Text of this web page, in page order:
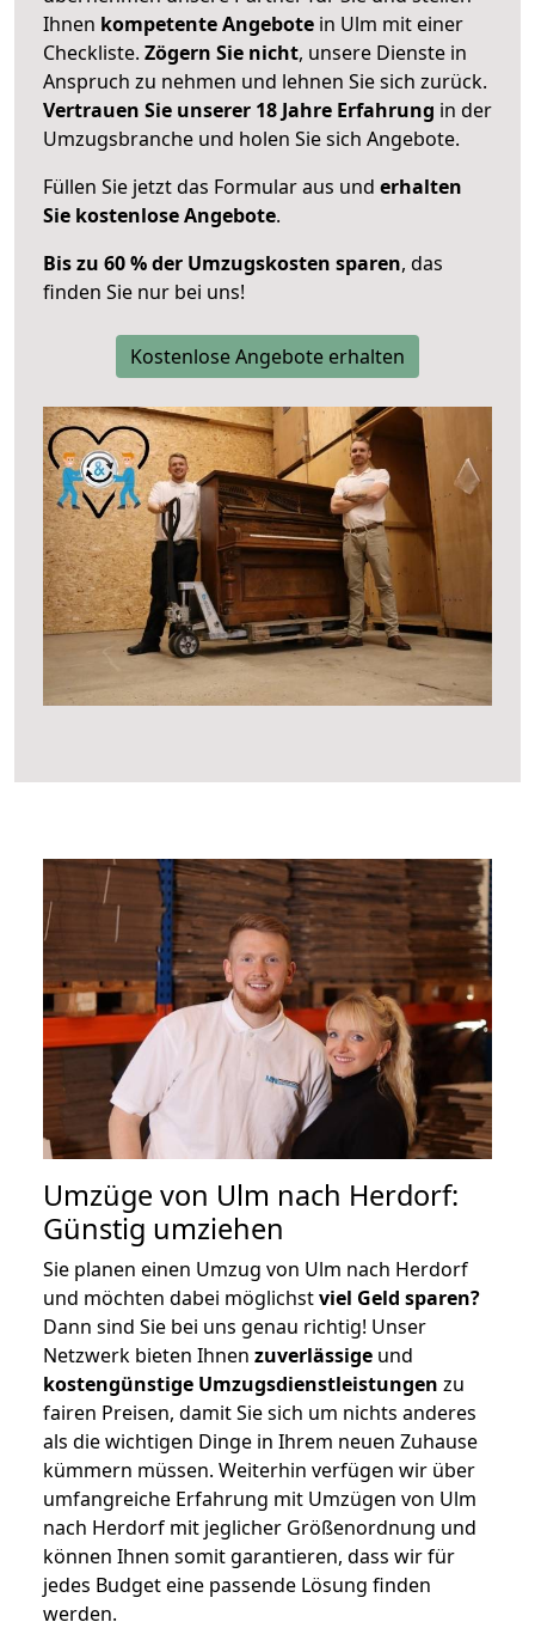
Ihnen kompetente Angebote in Ulm mit einer
Checkliste. Zögern Sie nicht, unsere Dienste in
Anspruch zu nehmen und lehnen Sie sich zurück.
Vertrauen Sie unserer 18 Jahre Erfahrung in der
Umzugsbranche und holen Sie sich Angebote.
Füllen Sie jetzt das Formular aus und erhalten
Sie kostenlose Angebote.
Bis zu 60 % der Umzugskosten sparen, das
finden Sie nur bei uns!
Kostenlose Angebote erhalten
Umzüge von Ulm nach Herdorf:
Günstig umziehen
Sie planen einen Umzug von Ulm nach Herdorf
und möchten dabei möglichstviel Geld sparen?
Dann sind Sie bei uns genau richtig! Unser
Netzwerk bieten Ihnen zuverlässige und
kostengünstige Umzugsdienstleistungen zu
fairen Preisen, damit Sie sich um nichts anderes
als die wichtigen Dinge in Ihrem neuen Zuhause
kümmern müssen. Weiterhin verfügen wir über
umfangreiche Erfahrung mit Umzügen von Ulm
nach Herdorf mit jeglicher Größenordnung und
können Ihnen somit garantieren, dass wir für
jedes Budget eine passende Lösung finden
werden.